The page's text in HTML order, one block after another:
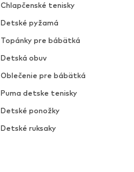
Chlapčenské tenisky
Detské pyžamá
Topánky pre bábätká
Detská obuv
Oblečenie pre bábätká
Puma detske tenisky
Detské ponožky
Detské ruksaky